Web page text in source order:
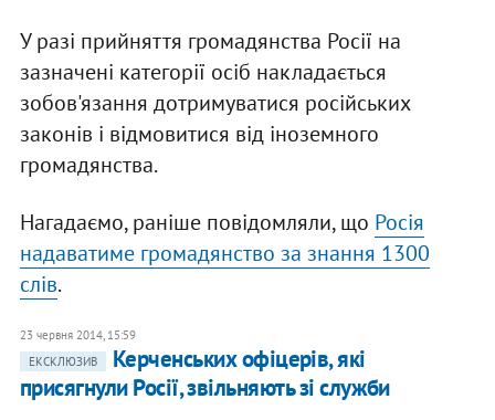
У разі прийняття громадянства Росії на
зазначені категорії осіб накладається
зобов'язання дотримуватися російських
законів і відмовитися від іноземного
громадянства.
Нагадаємо, раніше повідомляли, що Росія
надаватиме громадянство за знання 1300
слів.
23 червня 2014, 15:59
ЕКСКЛЮЗИВ
Керченських офіцерів, які
присягнули Росії, звільняють зі служби